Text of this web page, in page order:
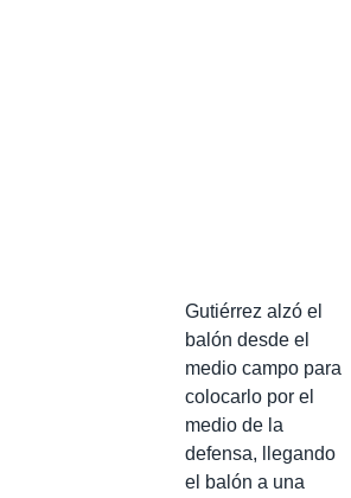
Gutiérrez alzó el
balón desde el
medio campo para
colocarlo por el
medio de la
defensa, llegando
el balón a una